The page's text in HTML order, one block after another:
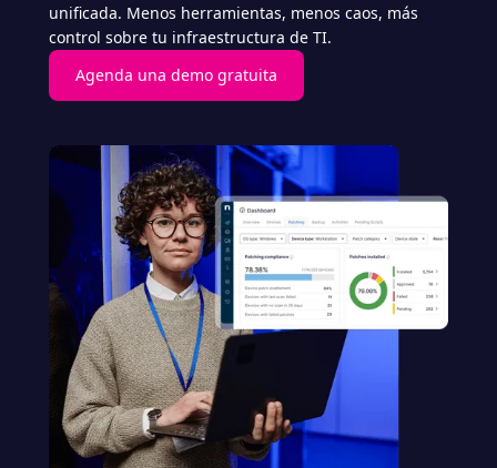
unificada. Menos herramientas, menos caos, más
control sobre tu infraestructura de TI.
Agenda una demo gratuita